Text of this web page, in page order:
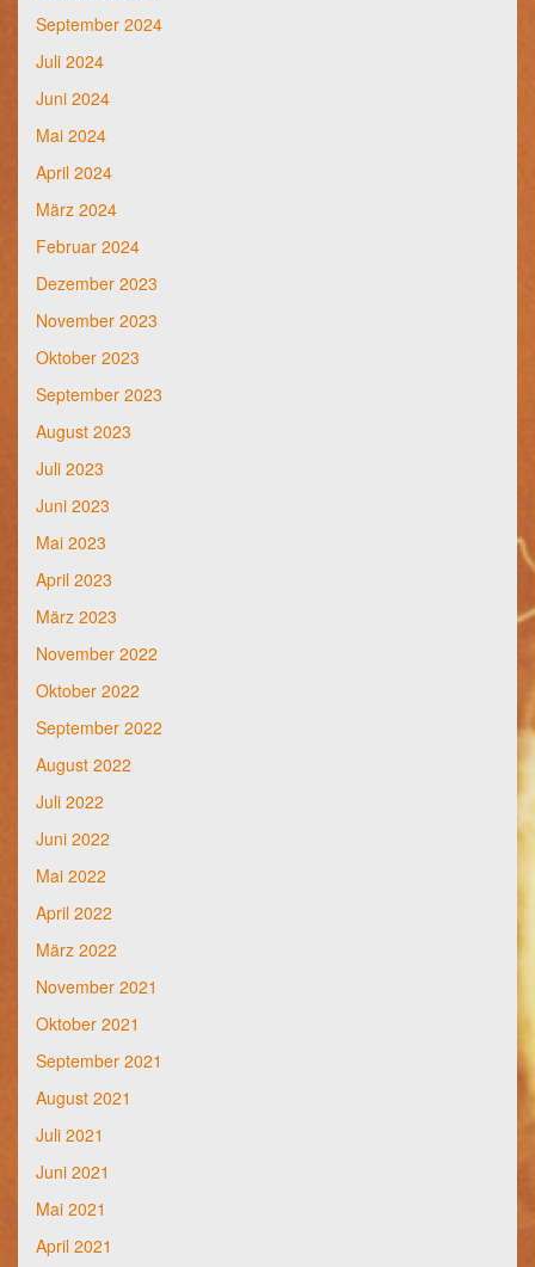
September 2024
Juli 2024
Juni 2024
Mai 2024
April 2024
März 2024
Februar 2024
Dezember 2023
November 2023
Oktober 2023
September 2023
August 2023
Juli 2023
Juni 2023
Mai 2023
April 2023
März 2023
November 2022
Oktober 2022
September 2022
August 2022
Juli 2022
Juni 2022
Mai 2022
April 2022
März 2022
November 2021
Oktober 2021
September 2021
August 2021
Juli 2021
Juni 2021
Mai 2021
April 2021